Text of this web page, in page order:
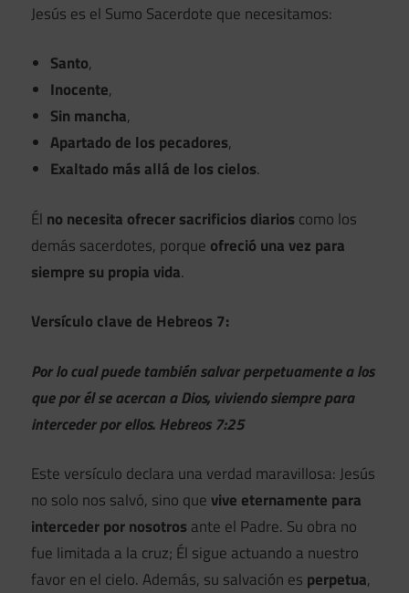
Jesús es el Sumo Sacerdote que necesitamos:
Santo,
Inocente,
Sin mancha,
Apartado de los pecadores,
Exaltado más allá de los cielos.
Él no necesita ofrecer sacrificios diarios como los
demás sacerdotes, porque ofreció una vez para
siempre su propia vida.
Versículo clave de Hebreos 7:
Por lo cual puede también salvar perpetuamente a los
que por él se acercan a Dios, viviendo siempre para
interceder por ellos. Hebreos 7:25
Este versículo declara una verdad maravillosa: Jesús
no solo nos salvó, sino quevive eternamente para
interceder por nosotros ante el Padre. Su obra no
fue limitada a la cruz; Él sigue actuando a nuestro
favor en el cielo. Además, su salvación es perpetua,